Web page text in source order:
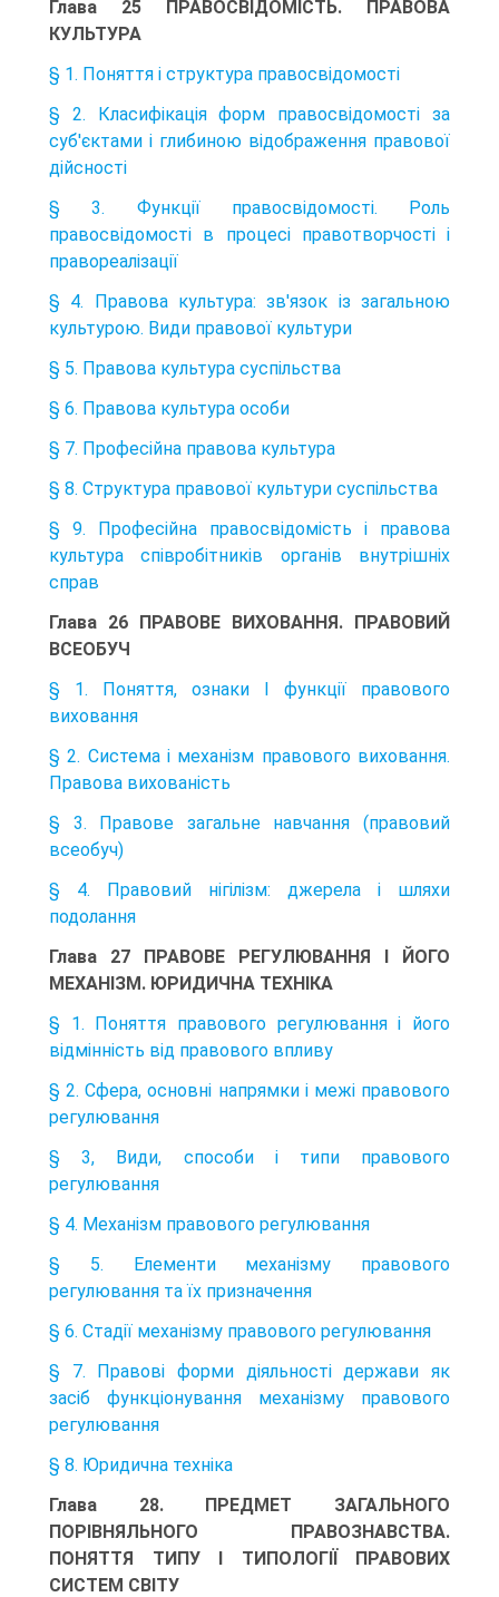
Глава 25 ПРАВОСВІДОМІСТЬ. ПРАВОВА
КУЛЬТУРА
§ 1. Поняття і структура правосвідомості
§ 2. Класифікація форм правосвідомості за
суб'єктами і глибиною відображення правової
дійсності
§ 3. Функції правосвідомості. Роль
правосвідомості в процесі правотворчості і
правореалізації
§ 4. Правова культура: зв'язок із загальною
культурою. Види правової культури
§ 5. Правова культура суспільства
§ 6. Правова культура особи
§ 7. Професійна правова культура
§ 8. Структура правової культури суспільства
§ 9. Професійна правосвідомість і правова
культура співробітників органів внутрішніх
справ
Глава 26 ПРАВОВЕ ВИХОВАННЯ. ПРАВОВИЙ
ВСЕОБУЧ
§ 1. Поняття, ознаки І функції правового
виховання
§ 2. Система і механізм правового виховання.
Правова вихованість
§ 3. Правове загальне навчання (правовий
всеобуч)
§ 4. Правовий нігілізм: джерела і шляхи
подолання
Глава 27 ПРАВОВЕ РЕГУЛЮВАННЯ І ЙОГО
МЕХАНІЗМ. ЮРИДИЧНА ТЕХНІКА
§ 1. Поняття правового регулювання і його
відмінність від правового впливу
§ 2. Сфера, основні напрямки і межі правового
регулювання
§ 3, Види, способи і типи правового
регулювання
§ 4. Механізм правового регулювання
§ 5. Елементи механізму правового
регулювання та їх призначення
§ 6. Стадії механізму правового регулювання
§ 7. Правові форми діяльності держави як
засіб функціонування механізму правового
регулювання
§ 8. Юридична техніка
Глава 28. ПРЕДМЕТ ЗАГАЛЬНОГО
ПОРІВНЯЛЬНОГО ПРАВОЗНАВСТВА.
ПОНЯТТЯ ТИПУ І ТИПОЛОГІЇ ПРАВОВИХ
СИСТЕМ СВІТУ